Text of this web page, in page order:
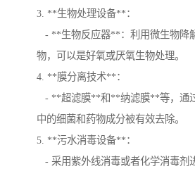
3. **生物处理设备**：
- **生物反应器**：利用微生物降
物，可以是好氧或厌氧生物处理。
4. **膜分离技术**：
- **超滤膜**和**纳滤膜**等，通
中的细菌和药物成分被有效去除。
5. **污水消毒设备**：
- 采用紫外线消毒或者化学消毒剂